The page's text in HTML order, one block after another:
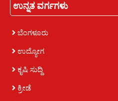
ಉನ್ನತ ವರ್ಗಗಳು
ಬೆಂಗಳೂರು
ಉದ್ಯೋಗ
ಕೃಷಿ ಸುದ್ದಿ
ಕ್ರೀಡೆ